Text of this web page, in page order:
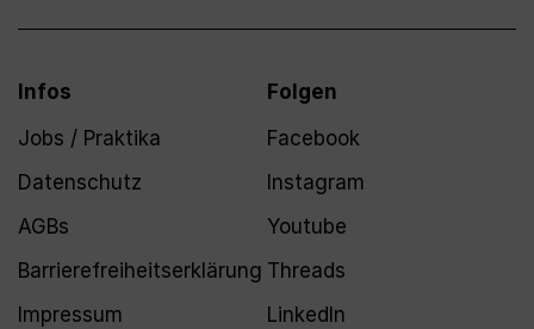
Infos
Jobs / Praktika
Datenschutz
AGBs
Barrierefreiheitserklärung
Impressum
Folgen
Facebook
Instagram
Youtube
Threads
LinkedIn